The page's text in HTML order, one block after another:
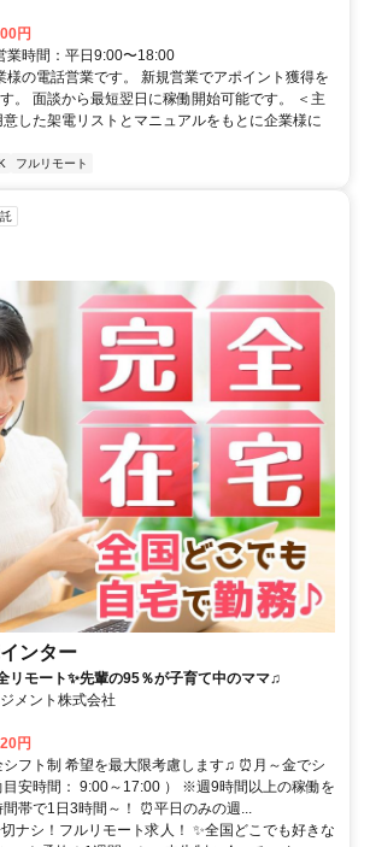
円
業時間：平日9:00〜18:00
様の電話営業です。 新規営業でアポイント獲得を
。 面談から最短翌日に稼働開始可能です。 ＜主
した架電リストとマニュアルをもとに企業様に
フルリモート
ンター
リモート✨先輩の95％が子育て中のママ♫
メント株式会社
円
フト制 希望を最大限考慮します♫ ⏰月～金でシ
目安時間： 9:00～17:00 ） ※週9時間以上の稼働を
帯で1日3時間～！ ⏰平日のみの週...
ナシ！フルリモート求人！ ✨全国どこでも好きな